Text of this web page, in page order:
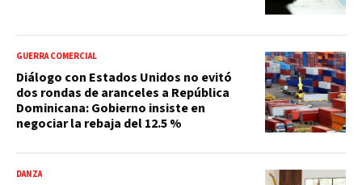
GUERRA COMERCIAL
Diálogo con Estados Unidos no evitó
dos rondas de aranceles a República
Dominicana: Gobierno insiste en
negociar la rebaja del 12.5 %
DANZA